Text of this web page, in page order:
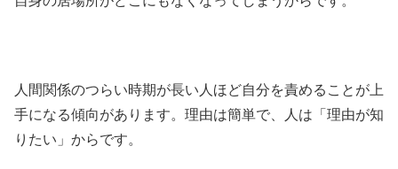
人間関係のつらい時期が長い人ほど自分を責めることが上
手になる傾向があります。理由は簡単で、人は「理由が知
りたい」からです。